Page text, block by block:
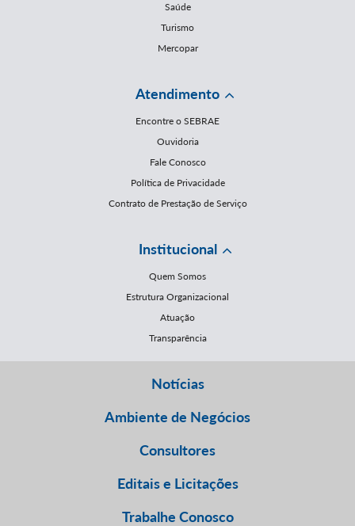
Saúde
Turismo
Mercopar
Atendimento
Encontre o SEBRAE
Ouvidoria
Fale Conosco
Política de Privacidade
Contrato de Prestação de Serviço
Institucional
Quem Somos
Estrutura Organizacional
Atuação
Transparência
Notícias
Ambiente de Negócios
Consultores
Editais e Licitações
Trabalhe Conosco